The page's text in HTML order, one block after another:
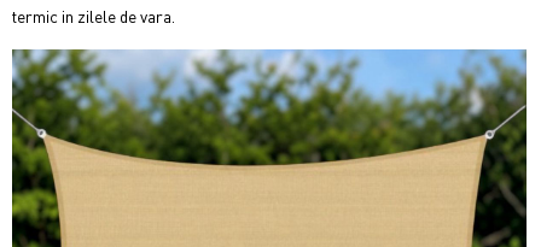
termic in zilele de vara.